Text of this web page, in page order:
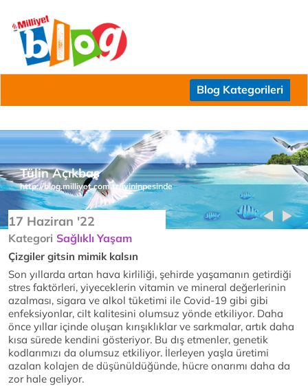
Blog Kategorileri
Tülin Açıkbaş
http://blog.milliyet.com.tr/iyininpesinde
17 Haziran '22
Kategori Sağlıklı Yaşam
Çizgiler gitsin mimik kalsın
Son yıllarda artan hava kirliliği, şehirde yaşamanın getirdiği
stres faktörleri, yiyeceklerin vitamin ve mineral değerlerinin
azalması, sigara ve alkol tüketimi ile Covid-19 gibi gibi
enfeksiyonlar, cilt kalitesini olumsuz yönde etkiliyor. Daha
önce yıllar içinde oluşan kırışıklıklar ve sarkmalar, artık daha
kısa sürede kendini gösteriyor. Bu dış etmenler, genetik
kodlarımızı da olumsuz etkiliyor. İlerleyen yaşla üretimi
azalan kolajen de düşünüldüğünde, hücre onarımı daha da
zor hale geliyor.